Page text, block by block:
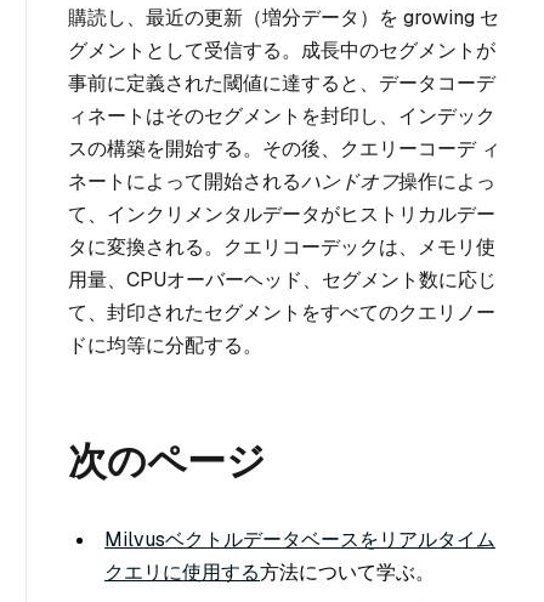
購読し、最近の更新（増分データ）を growing セ
グメントとして受信する。成長中のセグメントが
事前に定義された閾値に達すると、データコーデ
ィネートはそのセグメントを封印し、インデック
スの構築を開始する。その後、クエリーコーデ ィ
ネートによって開始されるハンドオフ操作によっ
て、インクリメンタルデータがヒストリカルデー
タに変換される。クエリコーデックは、メモリ使
用量、CPUオーバーヘッド、セグメント数に応じ
て、封印されたセグメントをすべてのクエリノー
ドに均等に分配する。
次のページ
Milvusベクトルデータベースをリアルタイム
クエリに使用する方法について学ぶ。